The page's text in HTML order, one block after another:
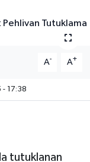
A- A+
- 17:38
tutuklanan